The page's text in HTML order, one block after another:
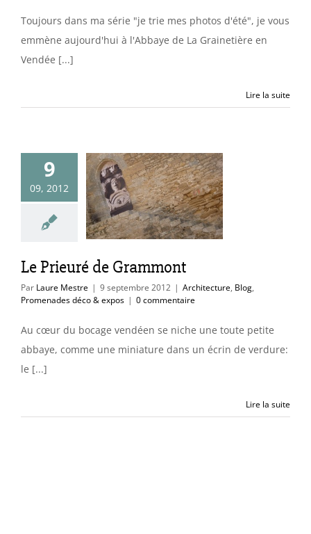
Toujours dans ma série "je trie mes photos d'été", je vous
emmène aujourd'hui à l'Abbaye de La Grainetière en
Vendée [...]
Lire la suite
9
09, 2012
de
Blog
Le Prieuré de Grammont
Par Laure Mestre | 9 septembre 2012 | Architecture, Blog,
Promenades déco & expos | 0 commentaire
Au cœur du bocage vendéen se niche une toute petite
abbaye, comme une miniature dans un écrin de verdure:
le [...]
Lire la suite